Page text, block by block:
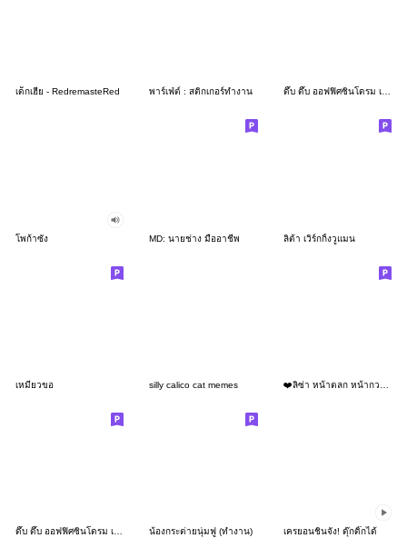
เด็กเฮีย - RedremasteRed พาร์เฟ่ต์ : สติกเกอร์ทำงาน ดึ๊บ ดึ๊บ ออฟฟิศซินโดรม เจ็ด
โพก้าซัง MD: นายช่าง มืออาชีพ ลิต้า เวิร์กกิ้งวูแมน
เหมียวขอ silly calico cat memes
ดึ๊บ ดึ๊บ ออฟฟิศซินโดรม เก้า น้องกระต่ายนุ่มฟู (ทำงาน) เครยอนชินจัง! ดุ๊กดิ๊กได้